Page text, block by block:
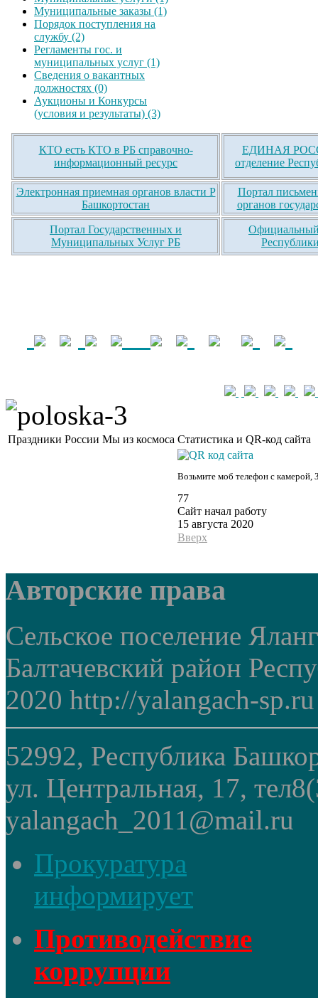
Муниципальные заказы (1)
Порядок поступления на
службу (2)
Регламенты гос. и
муниципальных услуг (1)
Сведения о вакантных
должностях (0)
Аукционы и Конкурсы
(условия и результаты) (3)
КТО есть КТО в РБ справочно-
информационный ресурс
ЕДИНАЯ
отделение
Электронная приемная органов власти Р
Башкортостан
Портал
органов
Портал Государственных и
Муниципальных Услуг РБ
Официальный
Праздники России Мы из космоса Статистика и QR-код сайта
Возьмите моб телефон с камерой,
77
Сайт начал работу
15 августа 2020
Вверх
Авторские права
Сельское поселение
Балтачевский район
2020 http://yalangach-sp.ru
52992, Республика
ул. Центральная, 17,
yalangach_2011@mail.ru
Прокуратура
информирует
Противодействие
коррупции